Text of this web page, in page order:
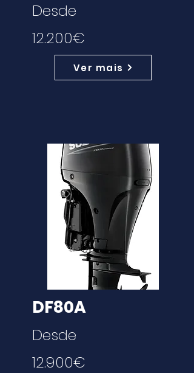
Desde
12.200€
Ver mais
DF80A
Desde
12.900€